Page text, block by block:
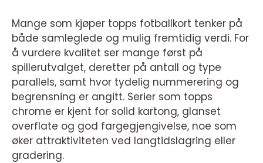
Mange som kjøper topps fotballkort tenker på
både samleglede og mulig fremtidig verdi. For
å vurdere kvalitet ser mange først på
spillerutvalget, deretter på antall og type
parallels, samt hvor tydelig nummerering og
begrensning er angitt. Serier som topps
chrome er kjent for solid kartong, glanset
overflate og god fargegjengivelse, noe som
øker attraktiviteten ved langtidslagring eller
gradering.